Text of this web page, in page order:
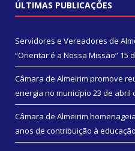
ÚLTIMAS PUBLICAÇÕES
Servidores e Vereadores de
“Orientar é a Nossa Missão” 15
Câmara de Almeirim promove
energia no município 23 de abril
Câmara de Almeirim
anos de contribuição à educação